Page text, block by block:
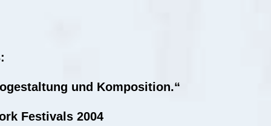
und Komposition.“
Festivals 2004